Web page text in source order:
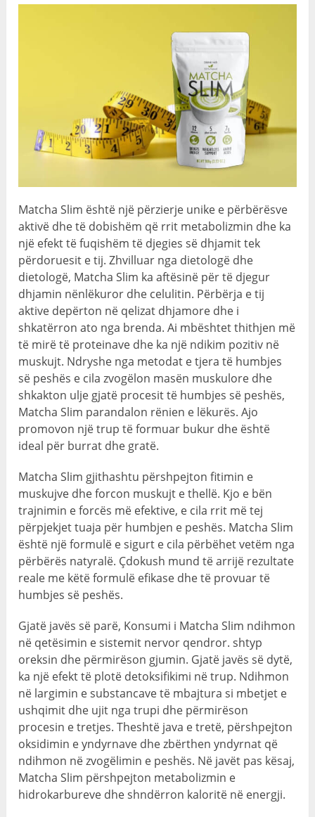
Matcha Slim është një përzierje unike e përbërësve
aktivë dhe të dobishëm që rrit metabolizmin dhe ka
një efekt të fuqishëm të djegies së dhjamit tek
përdoruesit e tij. Zhvilluar nga dietologë dhe
dietologë, Matcha Slim ka aftësinë për të djegur
dhjamin nënlëkuror dhe celulitin. Përbërja e tij
aktive depërton në qelizat dhjamore dhe i
shkatërron ato nga brenda. Ai mbështet thithjen më
të mirë të proteinave dhe ka një ndikim pozitiv në
muskujt. Ndryshe nga metodat e tjera të humbjes
së peshës e cila zvogëlon masën muskulore dhe
shkakton ulje gjatë procesit të humbjes së peshës,
Matcha Slim parandalon rënien e lëkurës. Ajo
promovon një trup të formuar bukur dhe është
ideal për burrat dhe gratë.
Matcha Slim gjithashtu përshpejton fitimin e
muskujve dhe forcon muskujt e thellë. Kjo e bën
trajnimin e forcës më efektive, e cila rrit më tej
përpjekjet tuaja për humbjen e peshës. Matcha Slim
është një formulë e sigurt e cila përbëhet vetëm nga
përbërës natyralë. Çdokush mund të arrijë rezultate
reale me këtë formulë efikase dhe të provuar të
humbjes së peshës.
Gjatë javës së parë, Konsumi i Matcha Slim ndihmon
në qetësimin e sistemit nervor qendror. shtyp
oreksin dhe përmirëson gjumin. Gjatë javës së dytë,
ka një efekt të plotë detoksifikimi në trup. Ndihmon
në largimin e substancave të mbajtura si mbetjet e
ushqimit dhe ujit nga trupi dhe përmirëson
procesin e tretjes. Theshtë java e tretë, përshpejton
oksidimin e yndyrnave dhe zbërthen yndyrnat që
ndihmon në zvogëlimin e peshës. Në javët pas kësaj,
Matcha Slim përshpejton metabolizmin e
hidrokarbureve dhe shndërron kaloritë në energji.